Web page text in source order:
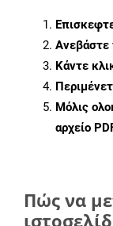
Ανεβάστε
Κάντε
Μόλις
αρχείο
Πώς να